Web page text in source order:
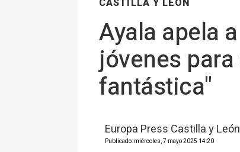
CASTILLA Y LEÓN
Ayala apela
jóvenes
fantástica"
Europa Press Castilla y León
Publicado: miércoles, 7 mayo 2025 14:20